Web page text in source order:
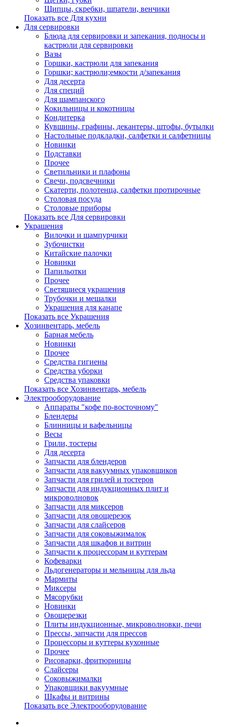
Щипцы, скребки, шпатели, венчики
Показать все Для кухни
Для сервировки
Блюда для сервировки и запекания, подносы и
кастрюли для сервировки
Вазы
Горшки, кастрюли для запекания
Горшки; кастрюли;емкости д/запекания
Для десерта
Для специй
Для шампанского
Кокильницы и кокотницы
Кондитерка
Кувшины, графины, декантеры, штофы, бутылки
Настольные подкладки, салфетки и салфетницы
Новинки
Подставки
Прочее
Светильники и плафоны
Свечи, подсвечники
Скатерти, полотенца, салфетки протирочные
Столовая посуда
Столовые приборы
Показать все Для сервировки
Украшения
Вилочки и шампурчики
Зубочистки
Китайские палочки
Новинки
Папильотки
Прочее
Светящиеся украшения
Трубочки и мешалки
Украшения для канапе
Показать все Украшения
Хозинвентарь, мебель
Барная мебель
Новинки
Прочее
Средства гигиены
Средства уборки
Средства упаковки
Показать все Хозинвентарь, мебель
Электрооборудование
Аппараты "кофе по-восточному"
Блендеры
Блинницы и вафельницы
Весы
Грили, тостеры
Для десерта
Запчасти для блендеров
Запчасти для вакуумных упаковщиков
Запчасти для грилей и тостеров
Запчасти для индукционных плит и
микроволновок
Запчасти для миксеров
Запчасти для овощерезок
Запчасти для слайсеров
Запчасти для соковыжималок
Запчасти для шкафов и витрин
Запчасти к процессорам и куттерам
Кофеварки
Льдогенераторы и мельницы для льда
Мармиты
Миксеры
Мясорубки
Новинки
Овощерезки
Плиты индукционные, микроволновки, печи
Прессы, запчасти для прессов
Процессоры и куттеры кухонные
Прочее
Рисоварки, фритюрницы
Слайсеры
Соковыжималки
Упаковщики вакуумные
Шкафы и витрины
Показать все Электрооборудование